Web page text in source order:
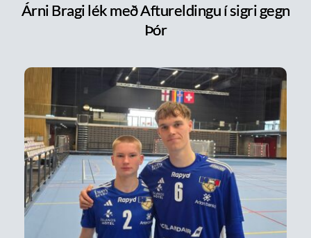
Árni Bragi lék með Aftureldingu í sigri gegn
Þór